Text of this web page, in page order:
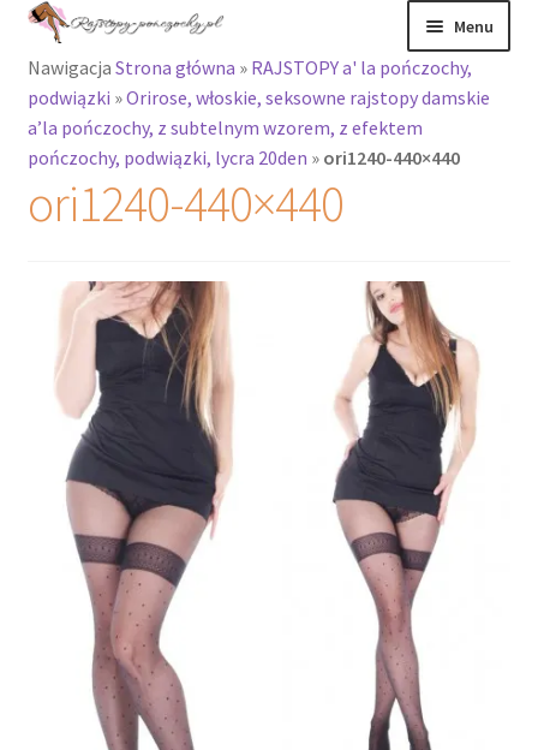
Przejdź
nawigacji
Przejdź
treści
Menu
Rajstopy
Rozwiń
menu
potomne
Rajstopy Orirose
Pończochy i
Podkolanówki i
Wszystkie
produkty
Recenzje
Rozwiń
menu
potomne
Nawigacja Strona główna » RAJSTOPY a' la pończochy,
podwiązki »Orirose, włoskie, seksowne rajstopy damskie
a’la pończochy, z subtelnym wzorem, z efektem
pończochy, podwiązki, lycra 20den » ori1240-440×440
ori1240-440×440